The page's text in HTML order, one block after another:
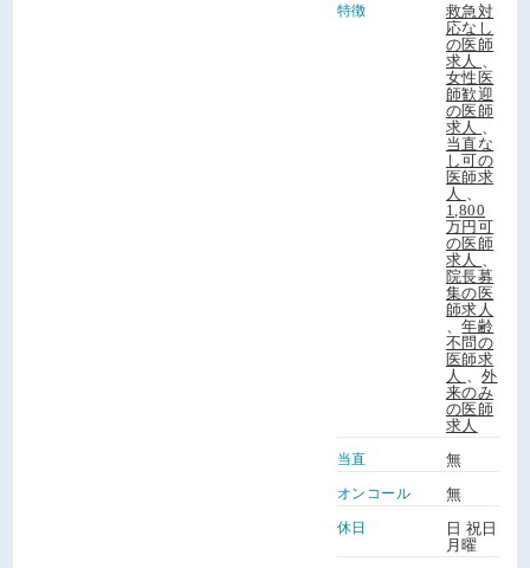
特徴
救急対
応なし
の医師
求人
女性医
師歓迎
の医師
求人
当直な
し可の
医師求
人
1,800
万円可
の医師
求人
院長募
集の医
師求人
、年齢
不問の
医師求
人
、外
来のみ
の医師
求人
当直 無
オンコール 無
休日
日 祝日
月曜